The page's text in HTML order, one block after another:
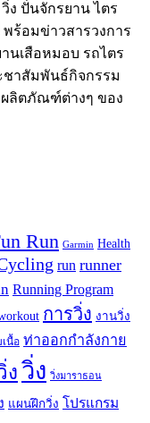
ง ปั่นจักรยาน ไตร
ร้อมข่าวสารวงการ
นเสือหมอบ รถไตร
ชาสัมพันธ์กิจกรรม
ผลิตภัณฑ์ต่างๆ ของ
Run Garmin Health
run runner
Running Program
การวิ่ง งานวิ่ง
นื้อ ท่าออกกำลังกาย
ง วิ่ง วิ่งมาราธอน
แผนฝึกวิ่ง โปรแกรม